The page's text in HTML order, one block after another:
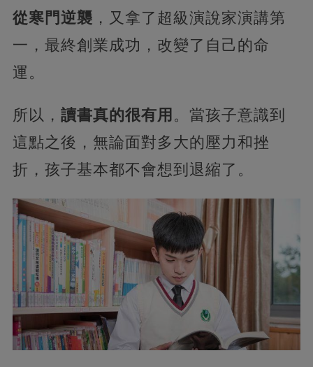
從寒門逆襲 ，又拿了超級演說家演講第
一，最終創業成功，改變了自己的命
運。
所以， 讀書真的很有用 。當孩子意識到
這點之後，無論面對多大的壓力和挫
折，孩子基本都不會想到退縮了。